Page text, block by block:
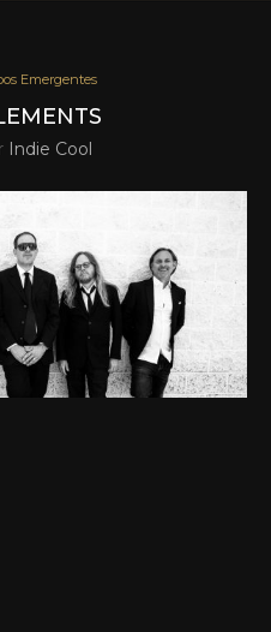
Emergentes
Indie Cool